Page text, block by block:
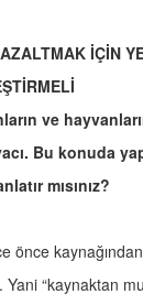
İÇİN
ve
Bu konuda
mısınız?
önce
“kaynaktan